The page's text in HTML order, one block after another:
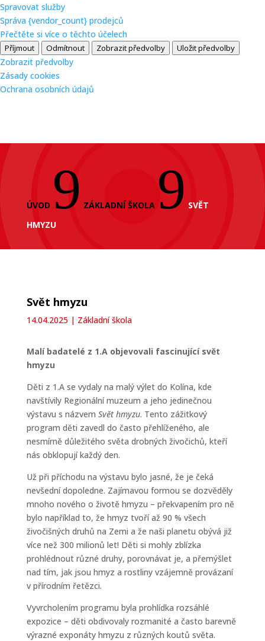
Spravovat služby
Správa {vendor_count} prodejců
Přečtěte si více o těchto účelech
Příjmout Odmítnout Zobrazit předvolby Uložit předvolby
Zobrazit předvolby
Zásady cookies
Ochrana osobních údajů
ÚVOD 9 ZÁKLADNÍ ŠKOLA 9 SVĚT
HMYZU
Svět hmyzu
14.04.2025 | Základní škola
Malí badatelé z 1.A objevovali fascinující svět
hmyzu
Děti z 1.A se vydaly na malý výlet do Kolína, kde
navštívily Regionální muzeum a jeho jedinečnou
výstavu s názvem Svět hmyzu. Tento zážitkový
program děti zavedl do často přehlíženého, ale
nesmírně důležitého světa drobných živočichů, kteří
nás obklopují každý den.
Už při příchodu na výstavu bylo jasné, že je čeká
nevšední dopoledne. Zajímavou formou se dozvěděly
mnoho nového o životě hmyzu – překvapením pro ně
bylo například to, že hmyz tvoří až 90 % všech
živočišných druhů na Zemi a že naši planetu obývá již
více než 300 milionů let! Děti si mohly zblízka
prohlédnout různé druhy, porovnávat je, a přemýšlet
nad tím, jak jsou hmyz a rostliny vzájemně provázaní
v přírodním řetězci.
Vyvrcholením programu byla prohlídka rozsáhlé
expozice – děti obdivovaly rozmanité a často barevně
výrazné exponáty hmyzu z různých koutů světa.